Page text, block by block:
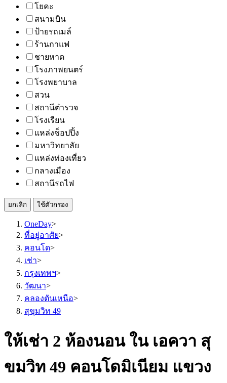
โยคะ
สนามบิน
ป้ายรถเมล์
ร้านกาแฟ
ชายหาด
โรงภาพยนตร์
โรงพยาบาล
สวน
สถานีตำรวจ
โรงเรียน
แหล่งช็อปปิ้ง
มหาวิทยาลัย
แหล่งท่องเที่ยว
กลางเมือง
สถานีรถไฟ
ยกเลิก ใช้ตัวกรอง
OneDay>
ที่อยู่อาศัย>
คอนโด>
เช่า>
กรุงเทพฯ>
วัฒนา>
คลองตันเหนือ>
สุขุมวิท 49
ให้เช่า 2 ห้องนอน ใน เอควา สุ
ขมวิท 49 คอนโดมิเนียม แขวง